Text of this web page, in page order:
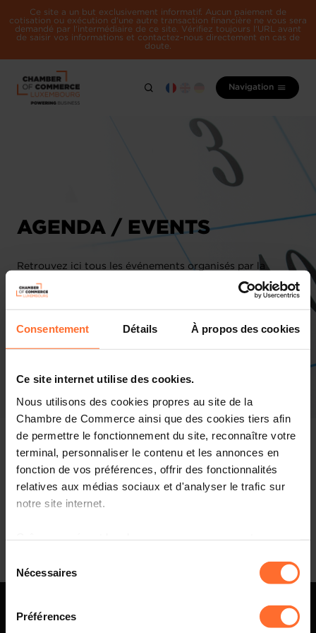
Consentement Détails À propos des cookies
Ce site internet utilise des cookies.
Nous utilisons des cookies propres au site de la
Chambre de Commerce ainsi que des cookies tiers afin
de permettre le fonctionnement du site, reconnaître votre
terminal, personnaliser le contenu et les annonces en
fonction de vos préférences, offrir des fonctionnalités
relatives aux médias sociaux et d'analyser le trafic sur
notre site internet.
à l’exception des cookies strictement nécessaires au
fonctionnement du site. Une description des différents
cookies est accessible sous l’onglet « Détails » ci-
dessus.
Nécessaires
Préférences
Ce site a un but exclusivement informatif. Aucun paiement de
cotisation ou exécution d'une autre transaction financière ne vous sera
demandé par l'intermédiaire de ce site. Vérifiez toujours l'URL avant
de saisir vos informations et contactez-nous directement en cas de
doute.
Navigation
AGENDA / EVENTS
Retrouvez ici tous les événements organisés par la
Chambre de Commerce et ses partenaires.
Septembre 2014
Liste des futurs événements
Aucun événement trouvé
Essayez de modifier votre recherche